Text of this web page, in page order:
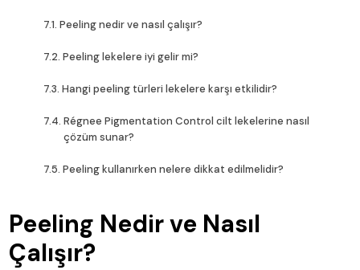
Peeling nedir ve nasıl çalışır?
Peeling lekelere iyi gelir mi?
Hangi peeling türleri lekelere karşı etkilidir?
Régnee Pigmentation Control cilt lekelerine nasıl
çözüm sunar?
Peeling kullanırken nelere dikkat edilmelidir?
Peeling Nedir ve Nasıl
Çalışır?